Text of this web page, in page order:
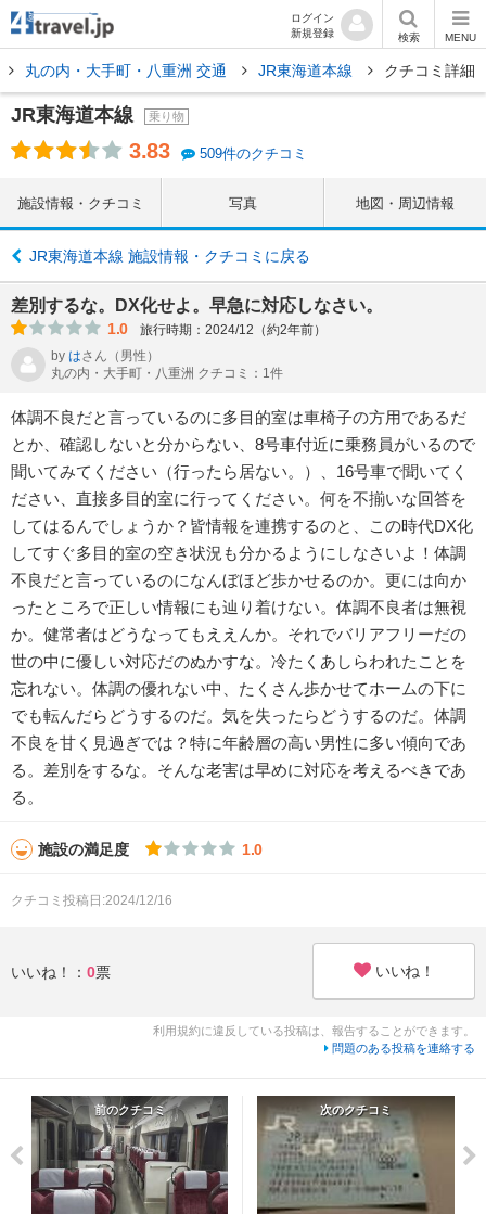
ログイン
新規登録
検索 MENU
丸の内・大手町・八重洲 交通 JR東海道本線 クチコミ詳細
JR東海道本線 乗り物
3.83 509件のクチコミ
施設情報・クチコミ 写真 地図・周辺情報
JR東海道本線 施設情報・クチコミに戻る
差別するな。DX化せよ。早急に対応しなさい。
1.0
旅行時期：2024/12（約2年前）
by はさん （男性）
丸の内・大手町・八重洲 クチコミ：1件
体調不良だと言っているのに多目的室は車椅子の方用であるだ
とか、確認しないと分からない、8号車付近に乗務員がいるので
聞いてみてください（行ったら居ない。）、16号車で聞いてく
ださい、直接多目的室に行ってください。何を不揃いな回答を
してはるんでしょうか？皆情報を連携するのと、この時代DX化
してすぐ多目的室の空き状況も分かるようにしなさいよ！体調
不良だと言っているのになんぼほど歩かせるのか。更には向か
ったところで正しい情報にも辿り着けない。体調不良者は無視
か。健常者はどうなってもええんか。それでバリアフリーだの
世の中に優しい対応だのぬかすな。冷たくあしらわれたことを
忘れない。体調の優れない中、たくさん歩かせてホームの下に
でも転んだらどうするのだ。気を失ったらどうするのだ。体調
不良を甘く見過ぎでは？特に年齢層の高い男性に多い傾向であ
る。差別をするな。そんな老害は早めに対応を考えるべきであ
る。
施設の満足度 1.0
クチコミ投稿日:2024/12/16
いいね！： 0票 いいね！
利用規約に違反している投稿は、報告することができます。
問題のある投稿を連絡する
前のクチコミ 次のクチコミ